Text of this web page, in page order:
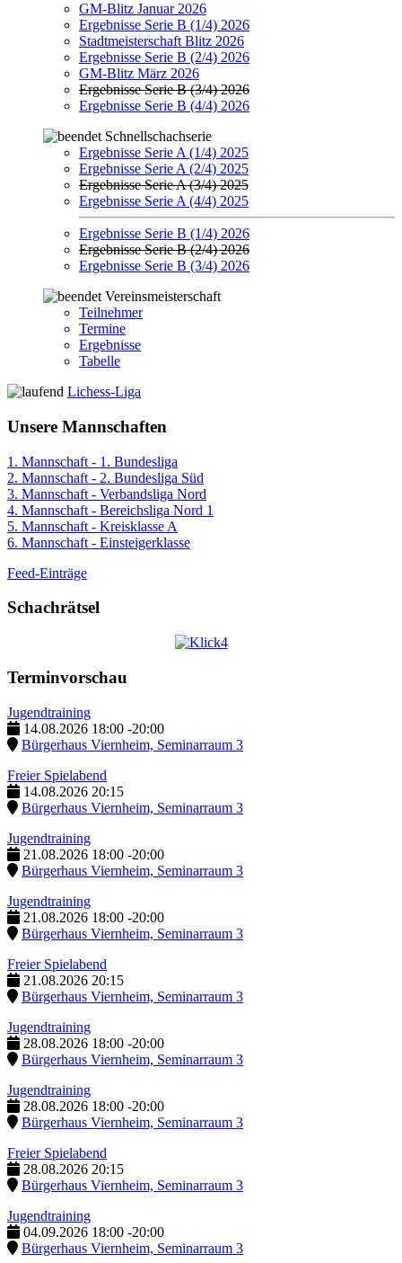
GM-Blitz Januar 2026
Ergebnisse Serie B (1/4) 2026
Stadtmeisterschaft Blitz 2026
Ergebnisse Serie B (2/4) 2026
GM-Blitz März 2026
Ergebnisse Serie B (3/4) 2026
Ergebnisse Serie B (4/4) 2026
Schnellschachserie
Ergebnisse Serie A (1/4) 2025
Ergebnisse Serie A (2/4) 2025
Ergebnisse Serie A (3/4) 2025
Ergebnisse Serie A (4/4) 2025
Ergebnisse Serie B (1/4) 2026
Ergebnisse Serie B (2/4) 2026
Ergebnisse Serie B (3/4) 2026
Vereinsmeisterschaft
Teilnehmer
Termine
Ergebnisse
Tabelle
Lichess-Liga
Unsere Mannschaften
1. Mannschaft - 1. Bundesliga
2. Mannschaft - 2. Bundesliga Süd
3. Mannschaft - Verbandsliga Nord
4. Mannschaft - Bereichsliga Nord 1
5. Mannschaft - Kreisklasse A
6. Mannschaft - Einsteigerklasse
Feed-Einträge
Schachrätsel
Terminvorschau
Jugendtraining
14.08.2026 18:00 -20:00
Bürgerhaus Viernheim, Seminarraum 3
Freier Spielabend
14.08.2026 20:15
Bürgerhaus Viernheim, Seminarraum 3
Jugendtraining
21.08.2026 18:00 -20:00
Bürgerhaus Viernheim, Seminarraum 3
Jugendtraining
21.08.2026 18:00 -20:00
Bürgerhaus Viernheim, Seminarraum 3
Freier Spielabend
21.08.2026 20:15
Bürgerhaus Viernheim, Seminarraum 3
Jugendtraining
28.08.2026 18:00 -20:00
Bürgerhaus Viernheim, Seminarraum 3
Jugendtraining
28.08.2026 18:00 -20:00
Bürgerhaus Viernheim, Seminarraum 3
Freier Spielabend
28.08.2026 20:15
Bürgerhaus Viernheim, Seminarraum 3
Jugendtraining
04.09.2026 18:00 -20:00
Bürgerhaus Viernheim, Seminarraum 3